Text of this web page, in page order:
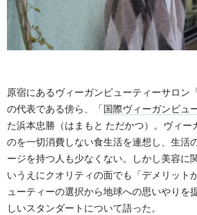
原宿にあるヴィーガンビューティーサロン
の代表である傍ら、「 国際ヴィーガンビュ
た浜本忠勝（はまもと ただかつ）。ヴィー
のを一切消費しない食生活を連想し、生活
ージを持つ人も少なくない。しかし美容に
いうえにクオリティの面でも「デメリット
ューティーの選択から地球への思いやりを
しいスタンダートについて語った。